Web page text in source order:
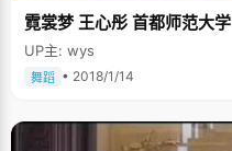
霓裳梦 王心彤 首都师范大学
UP主: wys
舞蹈 • 2018/1/14